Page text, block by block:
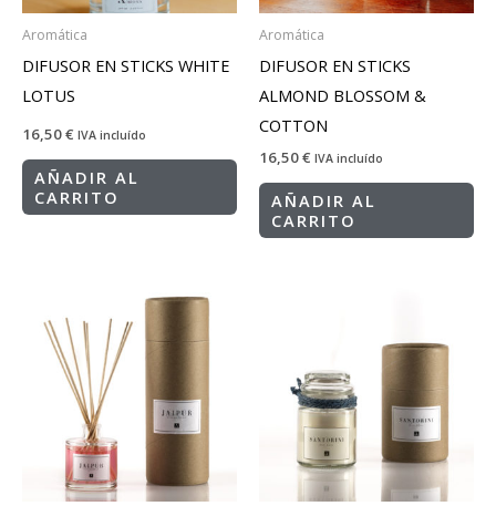
Aromática
DIFUSOR EN STICKS WHITE
LOTUS
16,50€ IVA incluído
AÑADIR AL
CARRITO
Aromática
DIFUSOR EN STICKS
ALMOND BLOSSOM &
COTTON
16,50€ IVA incluído
AÑADIR AL
CARRITO